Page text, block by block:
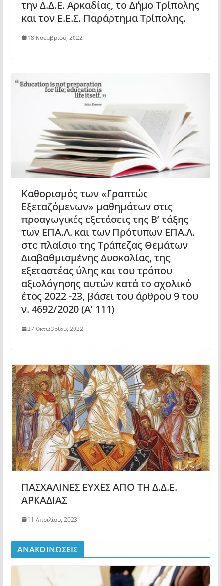
την Δ.Δ.Ε. Αρκαδίας, το Δήμο Τρίπολης
και τον Ε.Ε.Σ. Παράρτημα Τρίπολης.
18 Νοεμβρίου, 2022
Καθορισμός των «Γραπτώς
Εξεταζόμενων» μαθημάτων στις
προαγωγικές εξετάσεις της B’ τάξης
των ΕΠΑ.Λ. και των Πρότυπων ΕΠΑ.Λ.
στο πλαίσιο της Τράπεζας Θεμάτων
Διαβαθμισμένης Δυσκολίας, της
εξεταστέας ύλης και του τρόπου
αξιολόγησης αυτών κατά το σχολικό
έτος 2022 -23, βάσει του άρθρου 9 του
ν. 4692/2020 (Α’ 111)
27 Οκτωβρίου, 2022
ΠΑΣΧΑΛΙΝΕΣ ΕΥΧΕΣ ΑΠΟ ΤΗ Δ.Δ.Ε.
ΑΡΚΑΔΙΑΣ
11 Απριλίου, 2023
ΑΝΑΚΟΙΝΩΣΕΙΣ